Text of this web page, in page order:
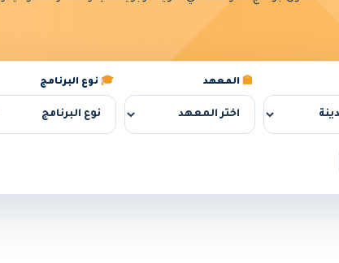
🏫 المعهد 🎓نوع البرنامج